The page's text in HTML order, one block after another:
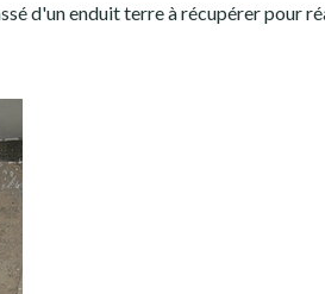
d'un enduit terre à récupérer pour